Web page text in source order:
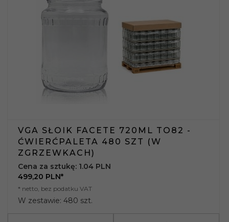
VGA SŁOIK FACETE 720ML TO82 -
ĆWIERĆPALETA 480 SZT (W
ZGRZEWKACH)
499,20 PLN*
* netto, bez podatku VAT
W zestawie: 480 szt.
Cena za sztukę: 1.04 PLN